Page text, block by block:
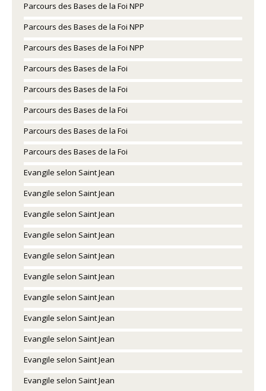
Parcours des Bases de la Foi NPP
Parcours des Bases de la Foi NPP
Parcours des Bases de la Foi NPP
Parcours des Bases de la Foi
Parcours des Bases de la Foi
Parcours des Bases de la Foi
Parcours des Bases de la Foi
Parcours des Bases de la Foi
Evangile selon Saint Jean
Evangile selon Saint Jean
Evangile selon Saint Jean
Evangile selon Saint Jean
Evangile selon Saint Jean
Evangile selon Saint Jean
Evangile selon Saint Jean
Evangile selon Saint Jean
Evangile selon Saint Jean
Evangile selon Saint Jean
Evangile selon Saint Jean